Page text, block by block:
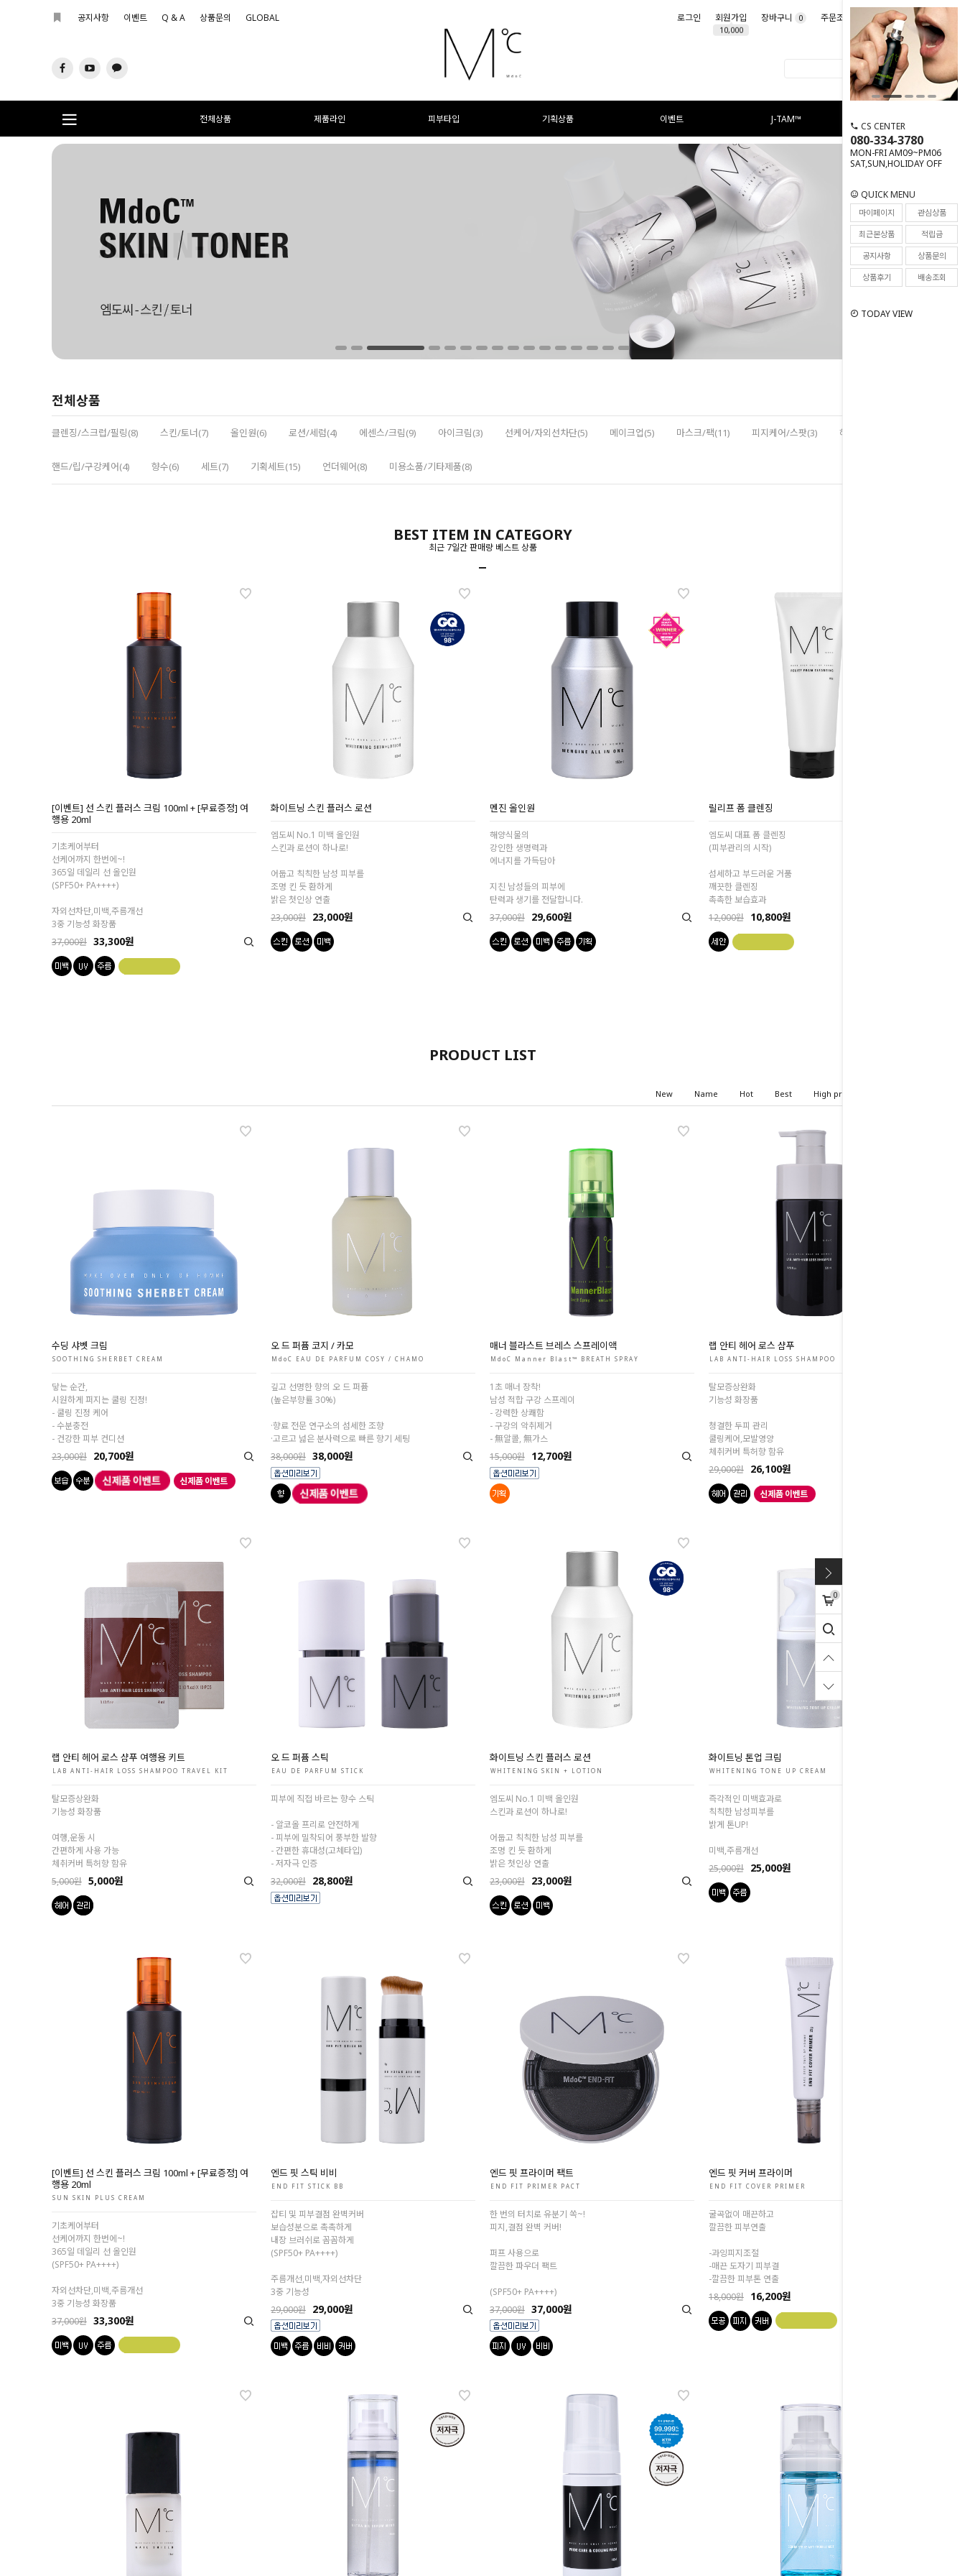
공지사항 이벤트 Q & A 상품문의 GLOBAL 로그인 회원가입
10,000
장바구니 0 주문조회 마이페이지
전체상품 제품라인 피부타입 기획상품 이벤트 J-TAM™
CS CENTER
080-334-3780
MON-FRI AM09~PM06
SAT,SUN,HOLIDAY OFF
QUICK MENU
마이페이지
관심상품
최근본상품
적립금
공지사항
상품문의
상품후기
배송조회
TODAY VIEW
0
전체상품
클렌징/스크럽/필링(8) 스킨/토너(7) 올인원(6) 로션/세럼(4) 에센스/크림(9) 아이크림(3) 선케어/자외선차단(5) 메이크업(5) 마스크/팩(11) 피지케어/스팟(3) 헤어/바디(8)
핸드/립/구강케어(4) 향수(6) 세트(7) 기획세트(15) 언더웨어(8) 미용소품/기타제품(8)
BEST ITEM IN CATEGORY
최근 7일간 판매량 베스트 상품
[이벤트] 선 스킨 플러스 크림 100ml + [무료증정] 여
행용 20ml
기초케어부터
선케어까지 한번에~!
365일 데일리 선 올인원
(SPF50+ PA++++)
자외선차단,미백,주름개선
3중 기능성 화장품
37,000원 33,300원
화이트닝 스킨 플러스 로션
엠도씨 No.1 미백 올인원
스킨과 로션이 하나로!
어둡고 칙칙한 남성 피부를
조명 킨 듯 환하게
밝은 첫인상 연출
23,000원 23,000원
멘진 올인원
해양식물의
강인한 생명력과
에너지를 가득담아
지친 남성들의 피부에
탄력과 생기를 전달합니다.
37,000원 29,600원
릴리프 폼 클렌징
엠도씨 대표 폼 클렌징
(피부관리의 시작)
섬세하고 부드러운 거품
깨끗한 클렌징
촉촉한 보습효과
12,000원 10,800원
PRODUCT LIST
New Name Hot Best High price
수딩 샤벳 크림
SOOTHING SHERBET CREAM
닿는 순간,
시원하게 퍼지는 쿨링 진정!
- 쿨링 진정 케어
- 수분충전
- 건강한 피부 컨디션
23,000원 20,700원
오 드 퍼퓸 코지 / 카모
MdoC EAU DE PARFUM COSY / CHAMO
깊고 선명한 향의 오 드 퍼퓸
(높은부향률 30%)
·향료 전문 연구소의 섬세한 조향
·고르고 넓은 분사력으로 빠른 향기 세팅
38,000원 38,000원
매너 블라스트 브레스 스프레이액
MdoC Manner Blast™ BREATH SPRAY
1초 매너 장착!
남성 적합 구강 스프레이
- 강력한 상쾌함
- 구강의 악취제거
- 無알콜, 無가스
15,000원 12,700원
랩 안티 헤어 로스 샴푸
LAB ANTI-HAIR LOSS SHAMPOO
탈모증상완화
기능성 화장품
청결한 두피 관리
쿨링케어,모발영양
체취커버 특허향 함유
29,000원 26,100원
랩 안티 헤어 로스 샴푸 여행용 키트
LAB ANTI-HAIR LOSS SHAMPOO TRAVEL KIT
탈모증상완화
기능성 화장품
여행,운동 시
간편하게 사용 가능
체취커버 특허향 함유
5,000원 5,000원
오 드 퍼퓸 스틱
EAU DE PARFUM STICK
피부에 직접 바르는 향수 스틱
- 알코올 프리로 안전하게
- 피부에 밀착되어 풍부한 발향
- 간편한 휴대성(고체타입)
- 저자극 인증
32,000원 28,800원
화이트닝 스킨 플러스 로션
WHITENING SKIN + LOTION
엠도씨 No.1 미백 올인원
스킨과 로션이 하나로!
어둡고 칙칙한 남성 피부를
조명 킨 듯 환하게
밝은 첫인상 연출
23,000원 23,000원
화이트닝 톤업 크림
WHITENING TONE UP CREAM
즉각적인 미백효과로
칙칙한 남성피부를
밝게 톤UP!
미백,주름개선
25,000원 25,000원
[이벤트] 선 스킨 플러스 크림 100ml + [무료증정] 여
행용 20ml
SUN SKIN PLUS CREAM
기초케어부터
선케어까지 한번에~!
365일 데일리 선 올인원
(SPF50+ PA++++)
자외선차단,미백,주름개선
3중 기능성 화장품
37,000원 33,300원
엔드 핏 스틱 비비
END FIT STICK BB
잡티 및 피부결점 완벽커버
보습성분으로 촉촉하게
내장 브러쉬로 꼼꼼하게
(SPF50+ PA++++)
주름개선,미백,자외선차단
3중 기능성
29,000원 29,000원
엔드 핏 프라이머 팩트
END FIT PRIMER PACT
한 번의 터치로 유분기 쏙~!
피지,결점 완벽 커버!
퍼프 사용으로
깔끔한 파우더 팩트
(SPF50+ PA++++)
37,000원 37,000원
엔드 핏 커버 프라이머
END FIT COVER PRIMER
굴곡없이 매끈하고
깔끔한 피부연출
-과잉피지조절
-매끈 도자기 피부결
-깔끔한 피부톤 연출
18,000원 16,200원